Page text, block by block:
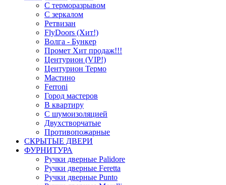
С терморазрывом
С зеркалом
Ретвизан
FlyDoors (Хит!)
Волга - Бункер
Промет Хит продаж!!!
Центурион (VIP!)
Центурион Термо
Мастино
Ferroni
Город мастеров
В квартиру
С шумоизоляцией
Двухстворчатые
Противопожарные
СКРЫТЫЕ ДВЕРИ
ФУРНИТУРА
Ручки дверные Palidore
Ручки дверные Feretta
Ручки дверные Punto